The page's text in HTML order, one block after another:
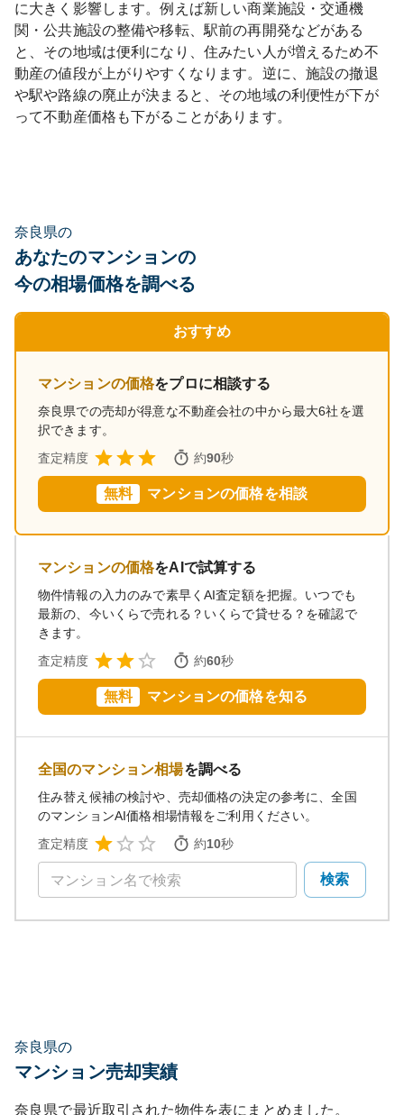
に大きく影響します。例えば新しい商業施設・交通機
関・公共施設の整備や移転、駅前の再開発などがある
と、その地域は便利になり、住みたい人が増えるため不
動産の値段が上がりやすくなります。逆に、施設の撤退
や駅や路線の廃止が決まると、その地域の利便性が下が
って不動産価格も下がることがあります。
奈良県の
あなたのマンションの
今の相場価格を調べる
おすすめ
マンションの価格をプロに相談する
奈良県での売却が得意な不動産会社の中から最大6社を選
択できます。
査定精度
約90秒
無料 マンションの価格を相談
マンションの価格をAIで試算する
物件情報の入力のみで素早くAI査定額を把握。いつでも
最新の、今いくらで売れる？いくらで貸せる？を確認で
きます。
査定精度
約60秒
無料 マンションの価格を知る
全国のマンション相場を調べる
住み替え候補の検討や、売却価格の決定の参考に、全国
のマンションAI価格相場情報をご利用ください。
査定精度
約10秒
検索
奈良県の
マンション売却実績
奈良県で最近取引された物件を表にまとめました。